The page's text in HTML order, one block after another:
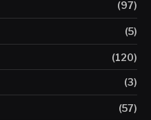
(97)
(5)
(120)
(3)
(57)